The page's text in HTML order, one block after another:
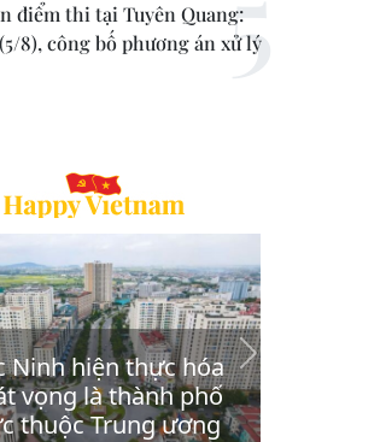
điểm thi tại Tuyên Quang:
8), công bố phương án xử lý